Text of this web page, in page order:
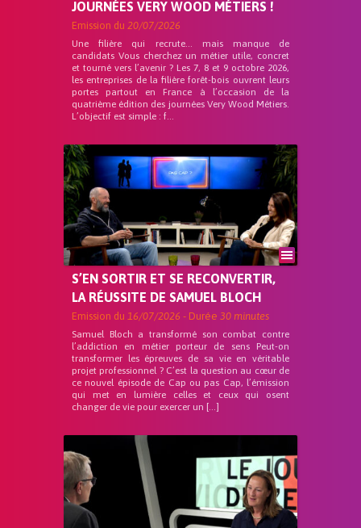
JOURNÉES VERY WOOD MÉTIERS !
Emission du 20/07/2026
Une filière qui recrute… mais manque de
candidats Vous cherchez un métier utile, concret
et tourné vers l’avenir ? Les 7, 8 et 9 octobre 2026,
les entreprises de la filière forêt-bois ouvrent leurs
portes partout en France à l’occasion de la
quatrième édition des journées Very Wood Métiers.
L’objectif est simple : f...
S’EN SORTIR ET SE RECONVERTIR,
LA RÉUSSITE DE SAMUEL BLOCH
Emission du 16/07/2026 - Durée 30 minutes
Samuel Bloch a transformé son combat contre
l’addiction en métier porteur de sens Peut-on
transformer les épreuves de sa vie en véritable
projet professionnel ? C’est la question au cœur de
ce nouvel épisode de Cap ou pas Cap, l’émission
qui met en lumière celles et ceux qui osent
changer de vie pour exercer un […]